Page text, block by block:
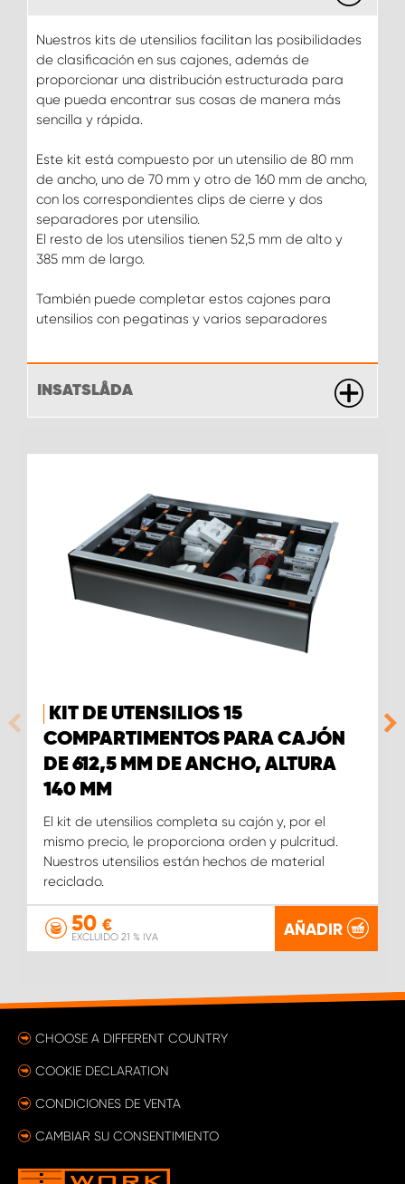
Nuestros kits de utensilios facilitan las posibilidades
de clasificación en sus cajones, además de
proporcionar una distribución estructurada para
que pueda encontrar sus cosas de manera más
sencilla y rápida.
Este kit está compuesto por un utensilio de 80 mm
de ancho, uno de 70 mm y otro de 160 mm de ancho,
con los correspondientes clips de cierre y dos
separadores por utensilio.
El resto de los utensilios tienen 52,5 mm de alto y
385 mm de largo.
También puede completar estos cajones para
utensilios con pegatinas y varios separadores
INSATSLÅDA
KIT DE UTENSILIOS 15
COMPARTIMENTOS PARA CAJÓN
DE 612,5 MM DE ANCHO, ALTURA
140 MM
El kit de utensilios completa su cajón y, por el
mismo precio, le proporciona orden y pulcritud.
Nuestros utensilios están hechos de material
reciclado.
50 €
EXCLUIDO 21 % IVA AÑADIR
CHOOSE A DIFFERENT COUNTRY
COOKIE DECLARATION
CONDICIONES DE VENTA
CAMBIAR SU CONSENTIMIENTO